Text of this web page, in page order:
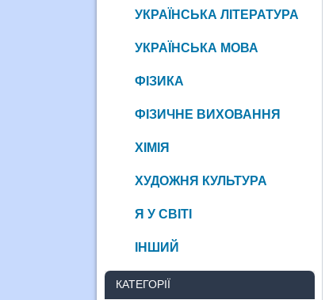
УКРАЇНСЬКА ЛІТЕРАТУРА
УКРАЇНСЬКА МОВА
ФІЗИКА
ФІЗИЧНЕ ВИХОВАННЯ
ХІМІЯ
ХУДОЖНЯ КУЛЬТУРА
Я У СВІТІ
ІНШИЙ
КАТЕГОРІЇ